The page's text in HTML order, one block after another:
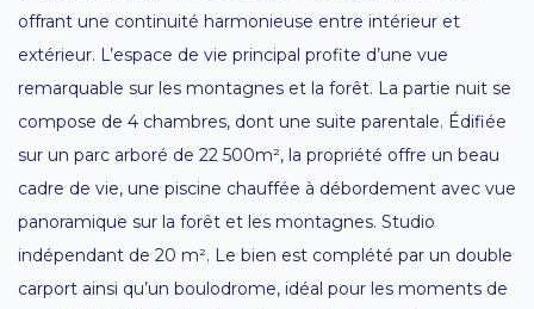
offrant une continuité harmonieuse entre intérieur et
extérieur. L’espace de vie principal profite d’une vue
remarquable sur les montagnes et la forêt. La partie nuit se
compose de 4 chambres, dont une suite parentale. Édifiée
sur un parc arboré de 22 500m², la propriété offre un beau
cadre de vie, une piscine chauffée à débordement avec vue
panoramique sur la forêt et les montagnes. Studio
indépendant de 20 m². Le bien est complété par un double
carport ainsi qu’un boulodrome, idéal pour les moments de